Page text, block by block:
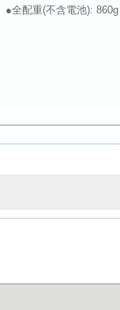
●全配重(不含電池): 860g